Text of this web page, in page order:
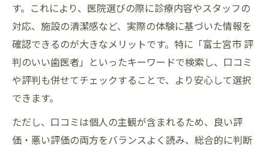
す。これにより、医院選びの際に診療内容やスタッフの
対応、施設の清潔感など、実際の体験に基づいた情報を
確認できるのが大きなメリットです。特に「富士宮市 評
判のいい歯医者」といったキーワードで検索し、口コミ
や評判も併せてチェックすることで、より安心して選択
できます。
ただし、口コミは個人の主観が含まれるため、良い評
価・悪い評価の両方をバランスよく読み、総合的に判断